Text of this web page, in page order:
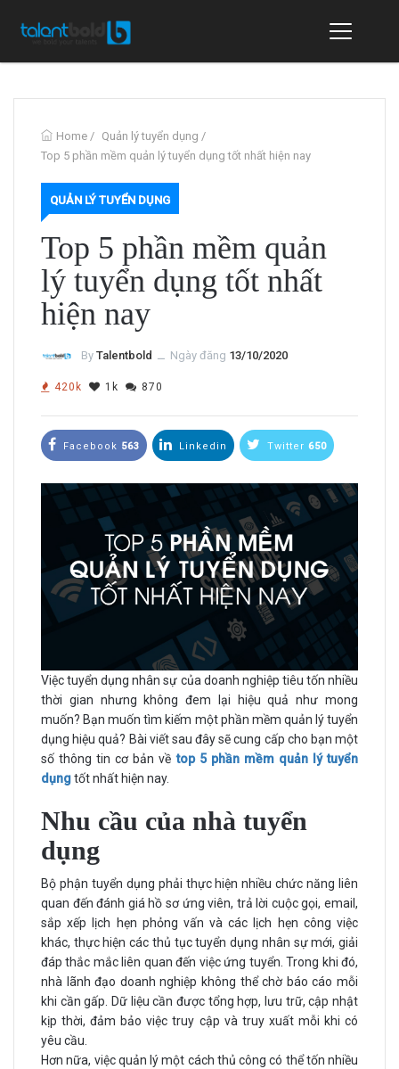
Home / Quản lý tuyển dụng /
Top 5 phần mềm quản lý tuyển dụng tốt nhất hiện nay
QUẢN LÝ TUYỂN DỤNG
Top 5 phần mềm quản
lý tuyển dụng tốt nhất
hiện nay
By Talentbold ــ Ngày đăng 13/10/2020
420k 1k 870
Facebook 563 Linkedin Twitter 650
Việc tuyển dụng nhân sự của doanh nghiệp tiêu tốn nhiều
thời gian nhưng không đem lại hiệu quả như mong
muốn? Bạn muốn tìm kiếm một phần mềm quản lý tuyển
dụng hiệu quả? Bài viết sau đây sẽ cung cấp cho bạn một
số thông tin cơ bản vềtop 5 phần mềm quản lý tuyển
dụngtốt nhất hiện nay.
Nhu cầu của nhà tuyển
dụng
Bộ phận tuyển dụng phải thực hiện nhiều chức năng liên
quan đến đánh giá hồ sơ ứng viên, trả lời cuộc gọi, email,
sắp xếp lịch hẹn phỏng vấn và các lịch hẹn công việc
khác, thực hiện các thủ tục tuyển dụng nhân sự mới, giải
đáp thắc mắc liên quan đến việc ứng tuyển. Trong khi đó,
nhà lãnh đạo doanh nghiệp không thể chờ báo cáo mỗi
khi cần gấp. Dữ liệu cần được tổng hợp, lưu trữ, cập nhật
kịp thời, đảm bảo việc truy cập và truy xuất mỗi khi có
yêu cầu.
Hơn nữa, việc quản lý một cách thủ công có thể tốn nhiều